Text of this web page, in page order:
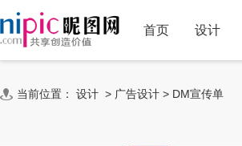
首页 设计
当前位置： 设计 > 广告设计 > DM宣传单